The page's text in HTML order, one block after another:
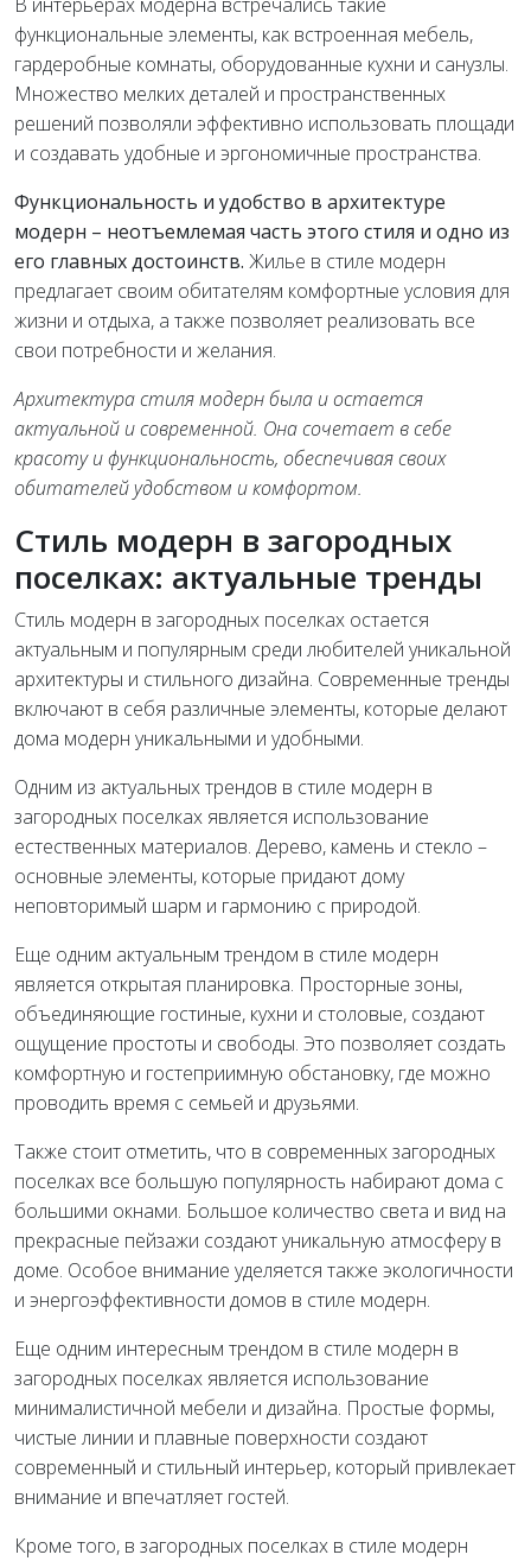
функциональные элементы, как встроенная мебель,
гардеробные комнаты, оборудованные кухни и санузлы.
Множество мелких деталей и пространственных
решений позволяли эффективно использовать площади
и создавать удобные и эргономичные пространства.
Функциональность и удобство в архитектуре
модерн – неотъемлемая часть этого стиля и одно из
его главных достоинств. Жилье в стиле модерн
предлагает своим обитателям комфортные условия для
жизни и отдыха, а также позволяет реализовать все
свои потребности и желания.
Архитектура стиля модерн была и остается
актуальной и современной. Она сочетает в себе
красоту и функциональность, обеспечивая своих
обитателей удобством и комфортом.
Стиль модерн в загородных
поселках: актуальные тренды
Стиль модерн в загородных поселках остается
актуальным и популярным среди любителей уникальной
архитектуры и стильного дизайна. Современные тренды
включают в себя различные элементы, которые делают
дома модерн уникальными и удобными.
Одним из актуальных трендов в стиле модерн в
загородных поселках является использование
естественных материалов. Дерево, камень и стекло –
основные элементы, которые придают дому
неповторимый шарм и гармонию с природой.
Еще одним актуальным трендом в стиле модерн
является открытая планировка. Просторные зоны,
объединяющие гостиные, кухни и столовые, создают
ощущение простоты и свободы. Это позволяет создать
комфортную и гостеприимную обстановку, где можно
проводить время с семьей и друзьями.
Также стоит отметить, что в современных загородных
поселках все большую популярность набирают дома с
большими окнами. Большое количество света и вид на
прекрасные пейзажи создают уникальную атмосферу в
доме. Особое внимание уделяется также экологичности
и энергоэффективности домов в стиле модерн.
Еще одним интересным трендом в стиле модерн в
загородных поселках является использование
минималистичной мебели и дизайна. Простые формы,
чистые линии и плавные поверхности создают
современный и стильный интерьер, который привлекает
внимание и впечатляет гостей.
Кроме того, в загородных поселках в стиле модерн